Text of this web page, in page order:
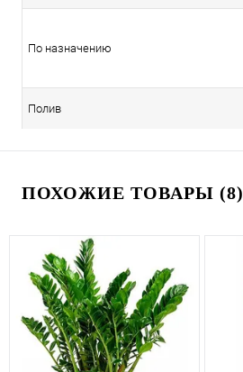
По назначению
Полив
ПОХОЖИЕ ТОВАРЫ (8)